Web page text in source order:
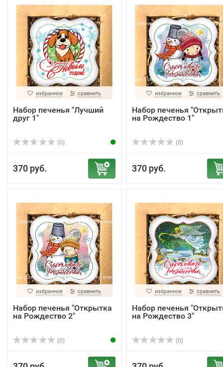
избранное сравнить
Набор печенья "Лучший
друг 1"
(0)
370 руб.
избранное сравнить
Набор печенья
на Рождество 1"
(0)
370 руб.
избранное сравнить
Набор печенья "Открытка
на Рождество 2"
(0)
избранное сравнить
Набор печенья
на Рождество 3"
(0)